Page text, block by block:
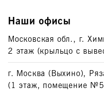
Наши офисы
Московская обл., г.
2 этаж (крыльцо с
г. Москва (Выхино),
(1 этаж, помещение